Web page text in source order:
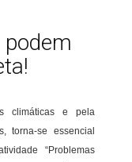
podem
climáticas e pela
torna-se essencial
“Problemas